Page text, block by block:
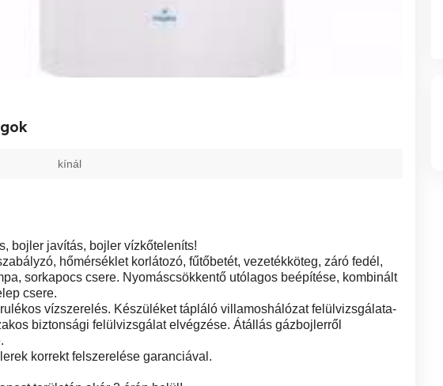
kínál
bojler javítás, bojler vízkőteleníts!
hőmérséklet korlátozó, fűtőbetét, vezetékköteg, záró fedél,
sorkapocs csere. Nyomáscsökkentő utólagos beépítése, kombinált
csere.
vízszerelés. Készüléket tápláló villamoshálózat felülvizsgálata-
biztonsági felülvizsgálat elvégzése. Átállás gázbojlerről
korrekt felszerelése garanciával.